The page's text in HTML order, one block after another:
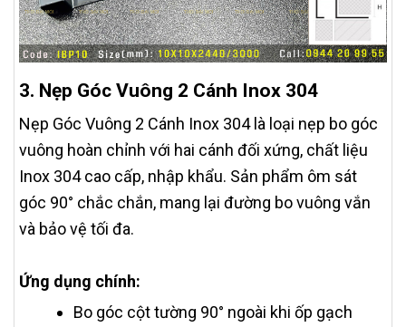
3. Nẹp Góc Vuông 2 Cánh Inox 304
Nẹp Góc Vuông 2 Cánh Inox 304 là loại nẹp bo góc
vuông hoàn chỉnh với hai cánh đối xứng, chất liệu
Inox 304 cao cấp, nhập khẩu. Sản phẩm ôm sát
góc 90° chắc chắn, mang lại đường bo vuông vắn
và bảo vệ tối đa.
Ứng dụng chính:
Bo góc cột tường 90° ngoài khi ốp gạch